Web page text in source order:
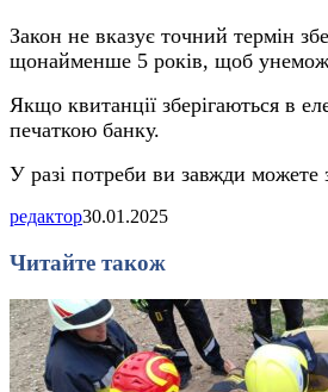
Закон не вказує точний термін
щонайменше 5 років, щоб
Якщо квитанції зберігаються в
печаткою банку.
У разі потреби ви завжди можете
редактор30.01.2025
Читайте також